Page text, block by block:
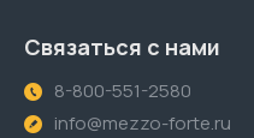
Связаться с нами
8-800-551-2580
info@mezzo-forte.ru